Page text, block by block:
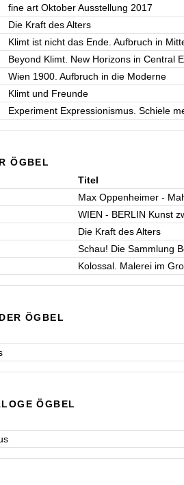
fine art Oktober Ausstellung 2017
Die Kraft des Alters
Klimt ist nicht das Ende. Aufbruch in
Beyond Klimt. New Horizons in Central
Wien 1900. Aufbruch in die Moderne
Klimt und Freunde
Experiment Expressionismus. Schiele
ÖGBEL
Titel
Max Oppenheimer -
WIEN - BERLIN Kunst
Die Kraft des Alters
Schau! Die Sammlung
Kolossal. Malerei im
ÖGBEL
ÖGBEL